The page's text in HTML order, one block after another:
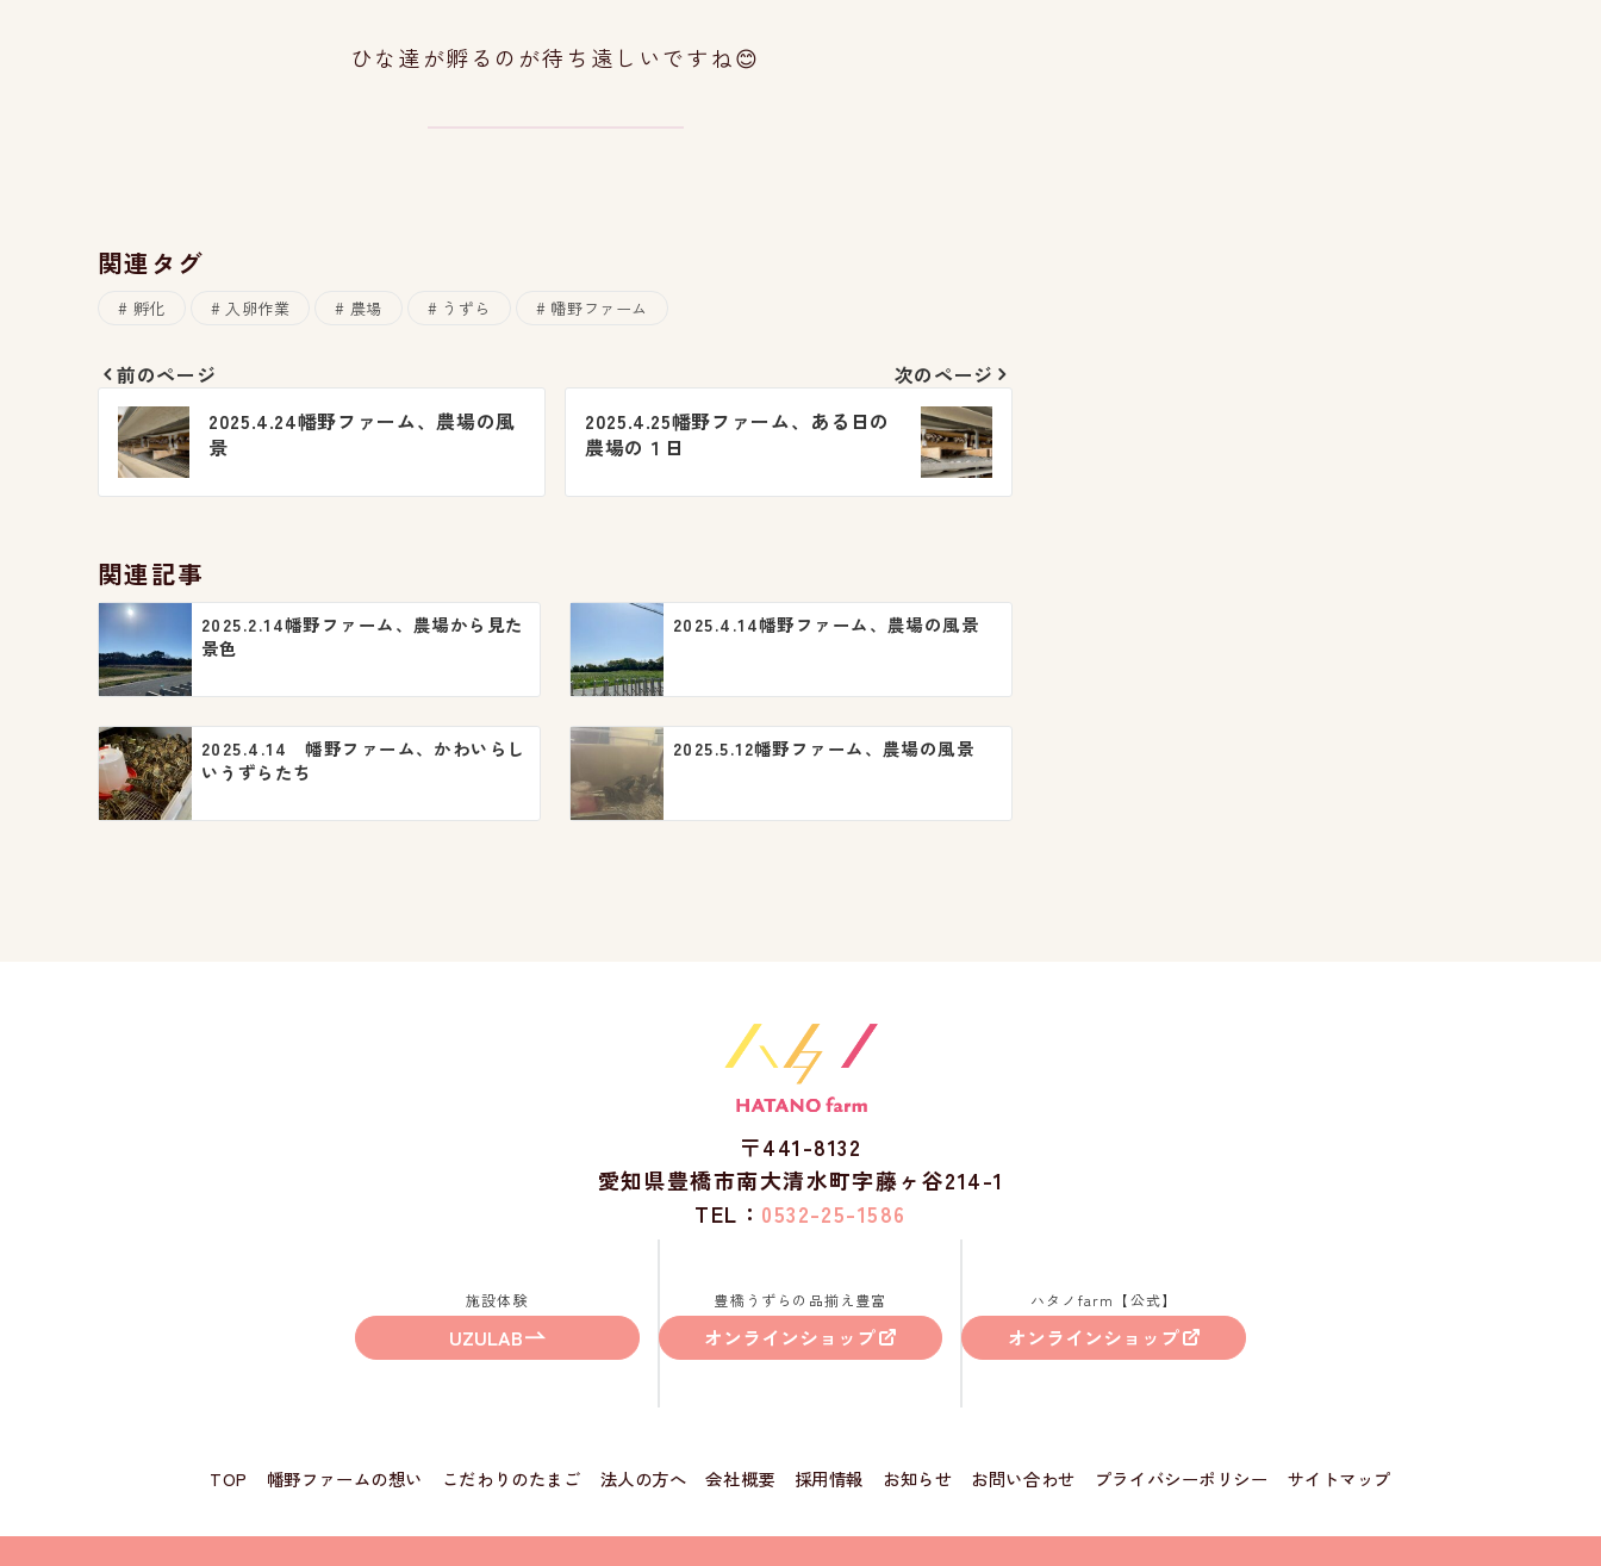
ひな達が孵るのが待ち遠しいですね😊
関連タグ
孵化 入卵作業 農場 うずら 幡野ファーム
投
稿
ナ
ゲ
ー
シ
ョ
ン
前のページ
2025.4.24幡野ファーム、農場の風
景
次のページ
2025.4.25幡野ファーム、ある日の
農場の１日
関連記事
2025.2.14幡野ファーム、農場から見た
景色
2025.4.14幡野ファーム、農場の風景
2025.4.14 幡野ファーム、かわいらし
いうずらたち
2025.5.12幡野ファーム、農場の風景
〒441-8132
愛知県豊橋市南大清水町字藤ヶ谷214-1
TEL： 0532-25-1586
施設体験
UZULAB
豊橋うずらの品揃え豊富
オンラインショップ
ハタノfarm【公式】
オンラインショップ
TOP 幡野ファームの想い こだわりのたまご 法人の方へ 会社概要 採用情報 お知らせ お問い合わせ プライバシーポリシー サイトマップ